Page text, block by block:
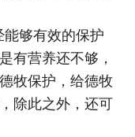
够有效的保护
有营养还不够，
牧保护，给德牧
除此之外，还可